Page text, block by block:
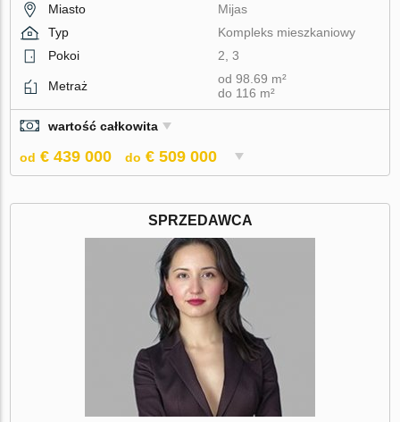
Miasto
Mijas
Typ
Kompleks mieszkaniowy
Pokoi
2, 3
Metraż
od 98.69 m²
do 116 m²
wartość całkowita
od € 439 000 do € 509 000
SPRZEDAWCA